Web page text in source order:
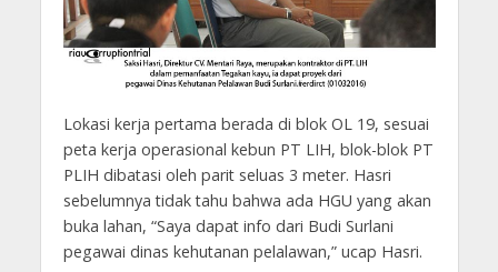
Lokasi kerja pertama berada di blok OL 19, sesuai
peta kerja operasional kebun PT LIH, blok-blok PT
PLIH dibatasi oleh parit seluas 3 meter. Hasri
sebelumnya tidak tahu bahwa ada HGU yang akan
buka lahan, “Saya dapat info dari Budi Surlani
pegawai dinas kehutanan pelalawan,” ucap Hasri.